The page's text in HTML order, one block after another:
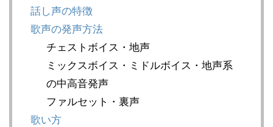
話し声の特徴
歌声の発声方法
チェストボイス・地声
ミックスボイス・ミドルボイス・地声系
の中高音発声
ファルセット・裏声
歌い方